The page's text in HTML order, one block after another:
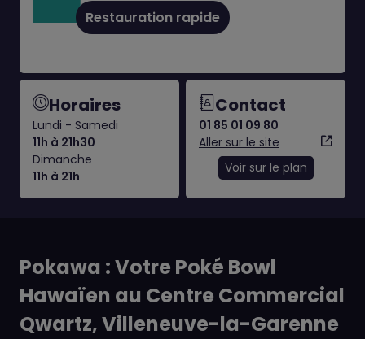
Restauration rapide
Horaires
Lundi - Samedi
11h à 21h30
Dimanche
11h à 21h
Contact
01 85 01 09 80
Aller sur le site
Voir sur le plan
Pokawa : Votre Poké Bowl
Hawaïen au Centre Commercial
Qwartz, Villeneuve-la-Garenne